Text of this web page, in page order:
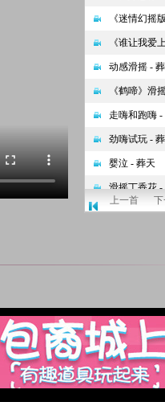
上一首